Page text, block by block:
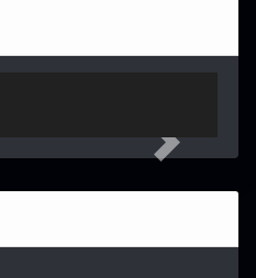
Next